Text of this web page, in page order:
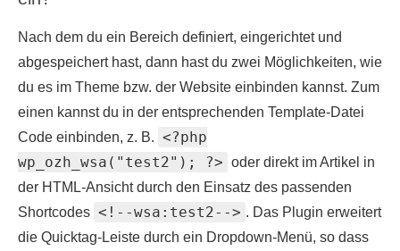
Nach dem du ein Bereich definiert, eingerichtet und
abgespeichert hast, dann hast du zwei Möglichkeiten, wie
du es im Theme bzw. der Website einbinden kannst. Zum
einen kannst du in der entsprechenden Template-Datei
Code einbinden, z. B. <?php
wp_ozh_wsa("test2"); ?> oder direkt im Artikel in
der HTML-Ansicht durch den Einsatz des passenden
Shortcodes <!--wsa:test2--> . Das Plugin erweitert
die Quicktag-Leiste durch ein Dropdown-Menü, so dass